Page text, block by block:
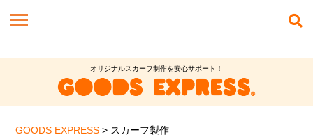
オリジナルスカーフ制作を安心サポート！
GOODS EXPRESS > スカーフ製作